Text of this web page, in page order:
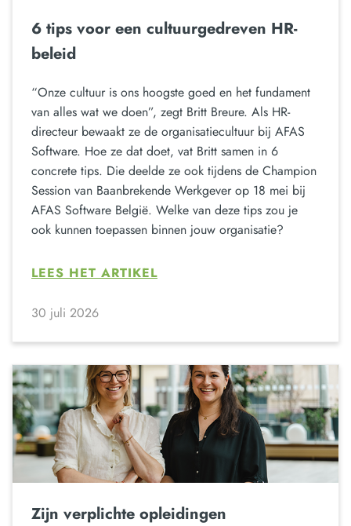
6 tips voor een cultuurgedreven HR-
beleid
“Onze cultuur is ons hoogste goed en het fundament
van alles wat we doen”, zegt Britt Breure. Als HR-
directeur bewaakt ze de organisatiecultuur bij AFAS
Software. Hoe ze dat doet, vat Britt samen in 6
concrete tips. Die deelde ze ook tijdens de Champion
Session van Baanbrekende Werkgever op 18 mei bij
AFAS Software België. Welke van deze tips zou je
ook kunnen toepassen binnen jouw organisatie?
LEES HET ARTIKEL
30 juli 2026
Zijn verplichte opleidingen